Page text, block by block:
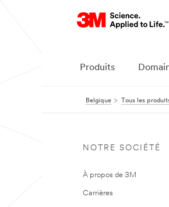
Produits
Belgique Tous les
NOTRE SOCIÉTÉ
À propos de 3M
Carrières